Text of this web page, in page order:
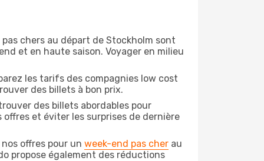
chers au départ de Stockholm sont
et en haute saison. Voyager en milieu
les tarifs des compagnies low cost
des billets à bon prix.
des billets abordables pour
et éviter les surprises de dernière
offres pour un week-end pas cher au
propose également des réductions